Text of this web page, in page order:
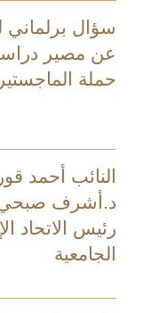
سؤال برلماني
عن مصير
حملة
النائب أحمد
د.أشرف صبحي
رئيس الاتحاد
الجامعية